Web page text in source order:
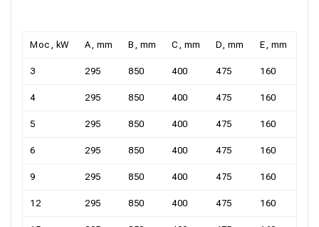
Moc, kW A, mm B, mm C, mm D, mm E, mm
3 295 850 400 475 160
4 295 850 400 475 160
5 295 850 400 475 160
6 295 850 400 475 160
9 295 850 400 475 160
12 295 850 400 475 160